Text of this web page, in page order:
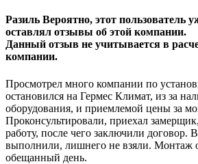
Разиль Вероятно, этот пользователь
оставлял отзывы об этой компании.
Данный отзыв не учитывается в
компании.
Просмотрел много компании по
остановился на Гермес Климат, из за
оборудования, и приемлемой цены за
Проконсультировали, приехал
работу, после чего заключили договор.
выполнили, лишнего не взяли. Монтаж
обещанный день.